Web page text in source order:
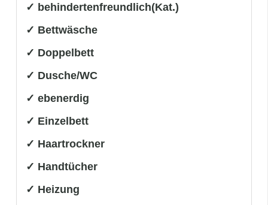
✓ behindertenfreundlich(Kat.)
✓ Bettwäsche
✓ Doppelbett
✓ Dusche/WC
✓ ebenerdig
✓ Einzelbett
✓ Haartrockner
✓ Handtücher
✓ Heizung